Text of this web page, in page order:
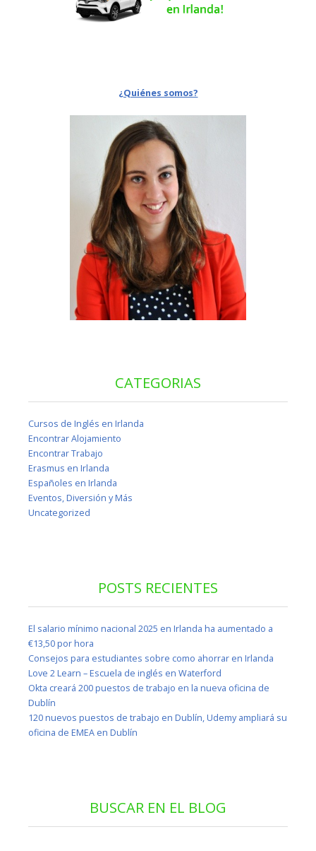
¿Quiénes somos?
CATEGORIAS
Cursos de Inglés en Irlanda
Encontrar Alojamiento
Encontrar Trabajo
Erasmus en Irlanda
Españoles en Irlanda
Eventos, Diversión y Más
Uncategorized
POSTS RECIENTES
El salario mínimo nacional 2025 en Irlanda ha aumentado a
€13,50 por hora
Consejos para estudiantes sobre como ahorrar en Irlanda
Love 2 Learn – Escuela de inglés en Waterford
Okta creará 200 puestos de trabajo en la nueva oficina de
Dublín
120 nuevos puestos de trabajo en Dublín, Udemy ampliará su
oficina de EMEA en Dublín
BUSCAR EN EL BLOG